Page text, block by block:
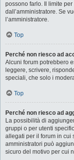
possono farlo. Il limite
dall’amministratore. Se
l’amministratore.
Top
Perché non riesco ad
Alcuni forum potrebbero
leggere, scrivere,
speciali, che solo i
Top
Perché non riesco ad
La possibilità di
gruppi o per utenti
allegati per il forum in cui
amministratori può
sicuro del motivo per cui